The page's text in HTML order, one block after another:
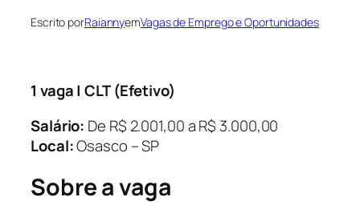
Escrito porRaiannyemVagas de Emprego e Oportunidades
1 vaga | CLT (Efetivo)
Salário: De R$ 2.001,00 a R$ 3.000,00
Local:Osasco – SP
Sobre a vaga